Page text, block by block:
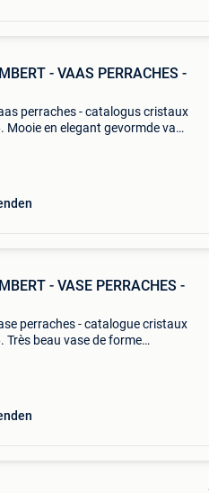
- VAAS PERRACHES -
perraches - catalogus cristaux
en elegant gevormde vaas
- VASE PERRACHES -
perraches - catalogue cristaux
Très beau vase de forme